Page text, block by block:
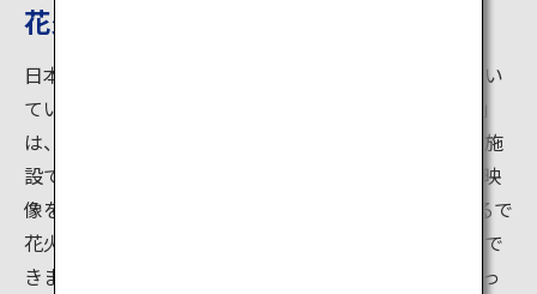
花火伝統文化継承資料館 はなび・アム
日本の花火は世界では類のない見事な文化として花開い
ています。「花火伝統文化継承資料館 はなび・アム」
は、日本の花火の歴史を学び、体験することができる施
設です。施設内の「はなびシアター」では、高精細な映
像を4面（前方、左右、上部）スクリーンで映写。まるで
花火に包まれるような迫力ある映像体験をすることがで
きます。「はなび創作工房」では、花火玉の模型を使っ